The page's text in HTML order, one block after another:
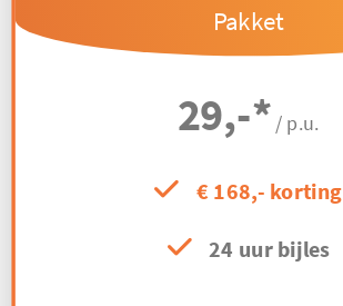
Pakket
29,-* / p.u.
€ 168,- korting
24 uur bijles